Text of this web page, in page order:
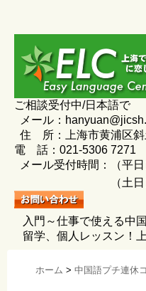
ご相談受付中/日本語で
メール：
住 所：上海市黄浦区斜
電 話：021-5306 7271
メール受付時間：（平
（土日）
入門～仕事で使える中
留学、個人レッスン！
ホーム > 中国語プチ連休